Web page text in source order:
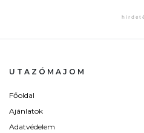
UTAZÓMAJOM
Főoldal
Ajánlatok
Adatvédelem